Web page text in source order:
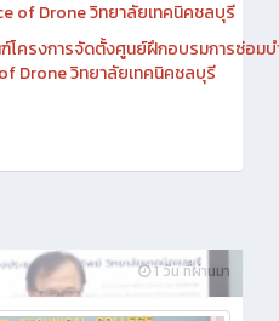
ณฑ์โครงการจัดตั้งศูนย์ฝึกอบรมการซ่
of Drone วิทยาลัยเทคนิคชลบุรี
ครงการจัดตั้งศูนย์ฝึกอบรมการซ่อมบ
1 วัน ที่ผ่านมา